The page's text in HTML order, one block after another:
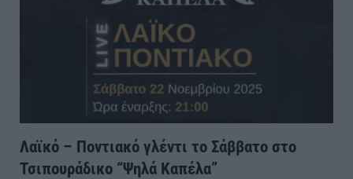
Λαϊκό – Ποντιακό γλέντι το Σάββατο στο
Τσιπουράδικο “Ψηλά Καπέλα”